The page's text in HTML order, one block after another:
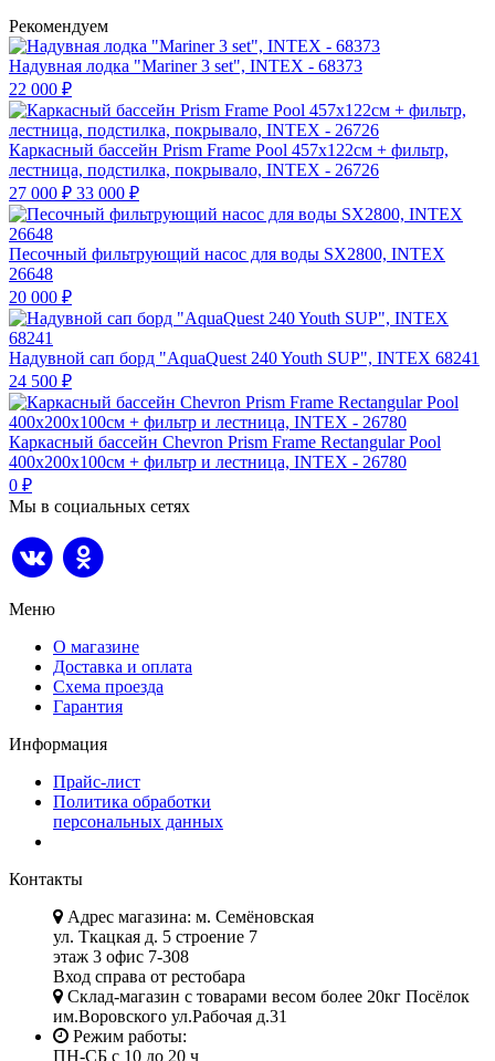
Рекомендуем
Надувная лодка "Mariner 3 set", INTEX - 68373
22 000 ₽
Каркасный бассейн Prism Frame Pool 457х122см + фильтр,
лестница, подстилка, покрывало, INTEX - 26726
27 000 ₽ 33 000 ₽
Песочный фильтрующий насос для воды SX2800, INTEX
26648
20 000 ₽
Надувной сап борд "AquaQuest 240 Youth SUP", INTEX 68241
24 500 ₽
Каркасный бассейн Chevron Prism Frame Rectangular Pool
400х200х100см + фильтр и лестница, INTEX - 26780
0 ₽
Мы в социальных сетях
Меню
О магазине
Доставка и оплата
Схема проезда
Гарантия
Информация
Прайс-лист
Политика обработки
персональных данных
Контакты
Адрес магазина: м. Семёновская
ул. Ткацкая д. 5 строение 7
этаж 3 офис 7-308
Вход справа от рестобара
Склад-магазин с товарами весом более 20кг Посёлок
им.Воровского ул.Рабочая д.31
Режим работы:
ПН-СБ с 10 до 20 ч